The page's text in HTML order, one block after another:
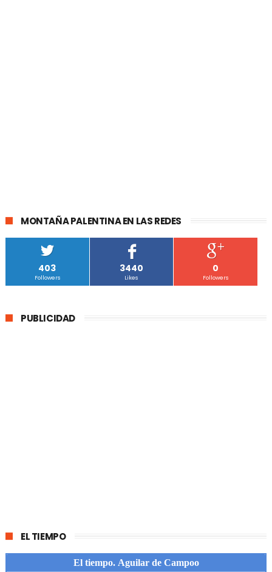
MONTAÑA PALENTINA EN LAS REDES
403
Followers
3440
Likes
0
Followers
PUBLICIDAD
EL TIEMPO